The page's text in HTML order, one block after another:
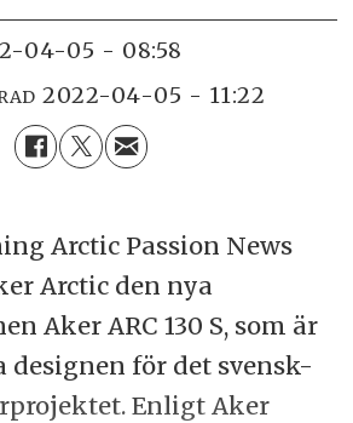
04-05 - 08:58
2022-04-05 - 11:22
Arctic Passion News
Arctic den nya
Aker ARC 130 S, som är
för det svensk-
Enligt Aker